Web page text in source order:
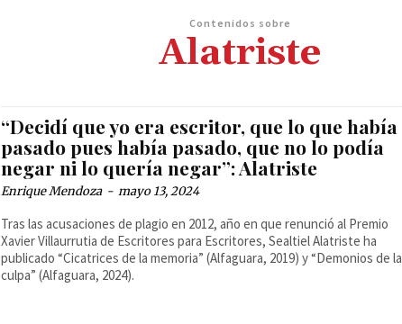
Contenidos sobre
Alatriste
“Decidí que yo era escritor, que lo que había
pasado pues había pasado, que no lo podía
negar ni lo quería negar”: Alatriste
Enrique Mendoza - mayo 13, 2024
Tras las acusaciones de plagio en 2012, año en que renunció al Premio
Xavier Villaurrutia de Escritores para Escritores, Sealtiel Alatriste ha
publicado “Cicatrices de la memoria” (Alfaguara, 2019) y “Demonios de la
culpa” (Alfaguara, 2024).